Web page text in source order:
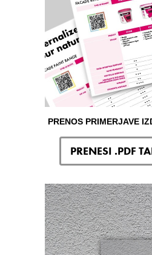
PRENOS PRIMERJAVE
PRENESI .PDF